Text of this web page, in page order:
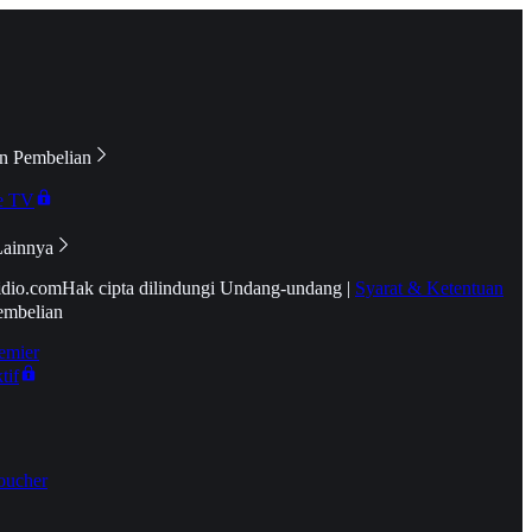
Pembelian
TV
Hak cipta dilindungi Undang-undang | Syarat & Ketentuan